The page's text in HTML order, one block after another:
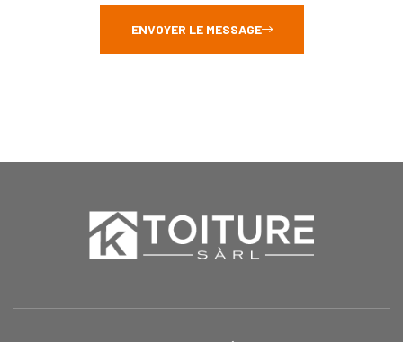
ENVOYER LE MESSAGE